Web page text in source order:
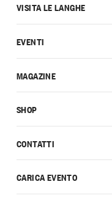
CONTATTI
CARICA EVENTO
VISITA LE LANGHE
EVENTI
MAGAZINE
SHOP